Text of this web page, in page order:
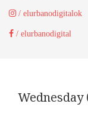
/ elurbanodigitalok
/ elurbanodigital
Wednesday